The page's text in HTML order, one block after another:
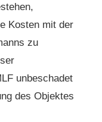
Kosten mit der
zu
unbeschadet
des Objektes